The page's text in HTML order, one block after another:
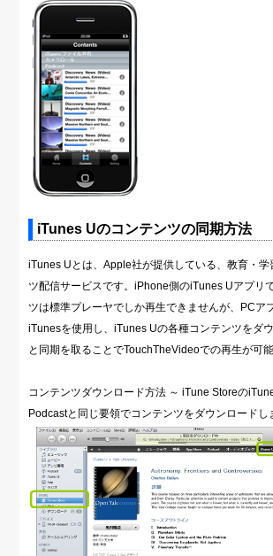
iTunes Uのコンテンツの同期方法
iTunes Uとは、Apple社が提供している、教育・学
ツ配信サービスです。iPhone側のiTunes Uアプリ
ツは標準プレーヤでしか再生できませんが、PCア
iTunesを使用し、iTunes Uの各種コンテンツをダ
と同期を取ることでTouchTheVideoでの再生が可能
コンテンツダウンロード方法 ～ iTune Storeの
Podcastと同じ要領でコンテンツをダウンロードし